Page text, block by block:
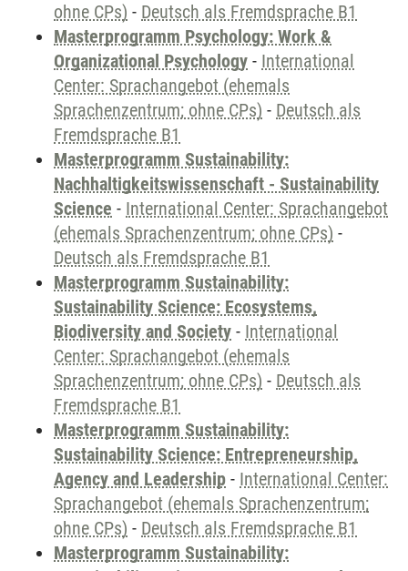
ohne CPs) - Deutsch als Fremdsprache B1
Masterprogramm Psychology: Work &
Organizational Psychology - International
Center: Sprachangebot (ehemals
Sprachenzentrum; ohne CPs) - Deutsch als
Fremdsprache B1
Masterprogramm Sustainability:
Nachhaltigkeitswissenschaft - Sustainability
Science - International Center: Sprachangebot
(ehemals Sprachenzentrum; ohne CPs) -
Deutsch als Fremdsprache B1
Masterprogramm Sustainability:
Sustainability Science: Ecosystems,
Biodiversity and Society - International
Center: Sprachangebot (ehemals
Sprachenzentrum; ohne CPs) - Deutsch als
Fremdsprache B1
Masterprogramm Sustainability:
Sustainability Science: Entrepreneurship,
Agency and Leadership - International Center:
Sprachangebot (ehemals Sprachenzentrum;
ohne CPs) - Deutsch als Fremdsprache B1
Masterprogramm Sustainability: